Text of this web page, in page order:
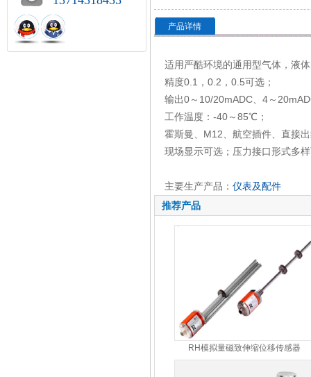
产品详情
适用严酷环境的通用型气体，液
精度0.1，0.2，0.5可选；
输出0～10/20mADC、4～
工作温度：-40～85℃；
霍斯曼、M12、航空插件、直接
现场显示可选；压力接口形式多
主要生产产品： 仪表及配件
推荐产品
RH模拟量磁致伸缩位移传感器